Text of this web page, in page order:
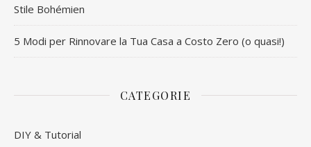
Stile Bohémien
5 Modi per Rinnovare la Tua Casa a Costo Zero (o quasi!)
CATEGORIE
DIY & Tutorial